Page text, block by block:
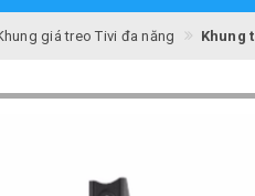
giá treo Tivi đa năng Khung